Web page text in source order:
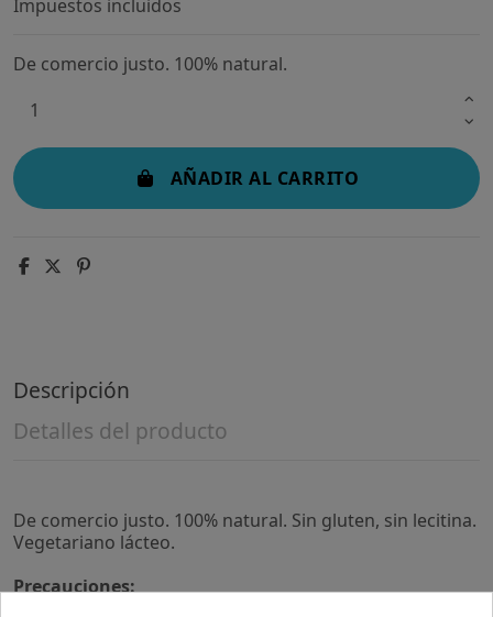
Impuestos incluidos
De comercio justo. 100% natural.
AÑADIR AL CARRITO
Descripción
Detalles del producto
De comercio justo. 100% natural. Sin gluten, sin lecitina.
Vegetariano lácteo.
Precauciones: